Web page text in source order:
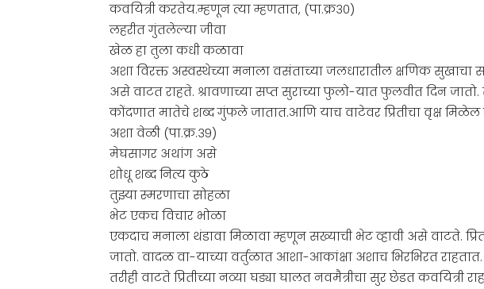
कवयित्री करतेय.म्हणून त्या म्हणतात, (पा.क्र३०)
लहरीत गुंतलेल्या जीवा
खेळ हा तुला कधी कळावा
अशा विरक्त अस्वस्थेच्या मनाला वसंताच्या जलधारातील क्षणिक
असे वाटत राहते. श्रावणाच्या सप्त सुराच्या फुलो-यात फुलवीत दिन
कोंदणात मातेचे शब्द गुंफले जातात.आणि याच वाटेवर प्रितीचा वृक्ष
अशा वेळी (पा.क्र.३९)
मेघसागर अथांग असे
शोधू शब्द नित्य कुठे
तुझ्या स्मरणाचा सोहळा
भेट एकच विचार भोळा
एकदाच मनाला थंडावा मिळावा म्हणून सख्याची भेट व्हावी असे वाटते.
जातो. वादळ वा-याच्या वर्तुळात आशा-आकांक्षा अशाच भिरभिरत
तरीही वाटते प्रितीच्या नव्या घड्या घालत नवमैत्रीचा सुर छेडत कवयित्री